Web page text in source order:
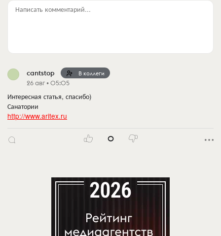
Написать комментарий...
cantstop В коллеги
26 авг • 05:05
Интересная статья, спасибо)
Санатории
http://www.aritex.ru
0